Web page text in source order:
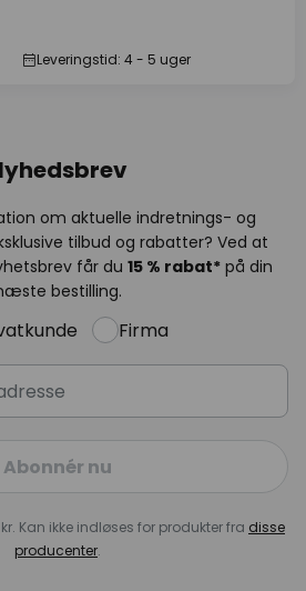
Leveringstid: 4 - 5 uger
om aktuelle indretnings- og
tilbud og rabatter? Ved at
får du 15 % rabat* på din
bestilling.
Firma
Abonnér nu
Kan ikke indløses for produkter fra disse
producenter.